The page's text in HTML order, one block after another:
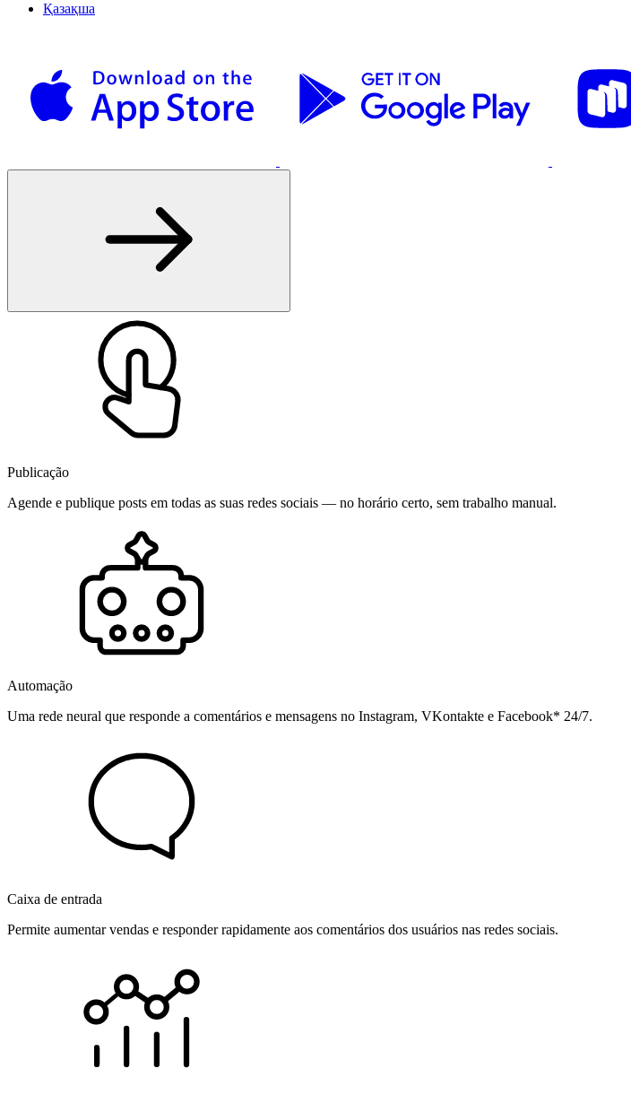
Қазақша
Publicação
Agende e publique posts em todas as suas redes sociais — no horário certo, sem trabalho manual.
Automação
Uma rede neural que responde a comentários e mensagens no Instagram, VKontakte e Facebook* 24/7.
Caixa de entrada
Permite aumentar vendas e responder rapidamente aos comentários dos usuários nas redes sociais.